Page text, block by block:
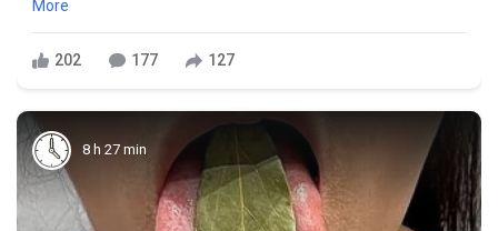
More
202 177 127
8 h 27 min